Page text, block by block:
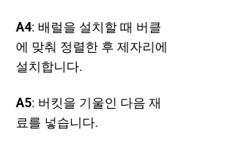
A4: 배럴을 설치할 때 버클
에 맞춰 정렬한 후 제자리에
설치합니다.
A5: 버킷을 기울인 다음 재
료를 넣습니다.